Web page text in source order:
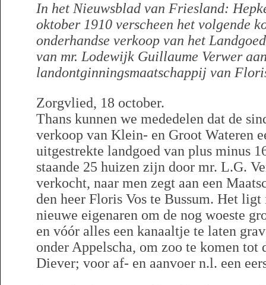
In het Nieuwsblad van Friesland:
oktober 1910 verscheen het volgende
onderhandse verkoop van het
van mr. Lodewijk Guillaume Verwer
landontginningsmaatschappij van
Zorgvlied, 18 october.
Thans kunnen we mededelen dat de
verkoop van Klein- en Groot Wateren
uitgestrekte landgoed van plus minus
staande 25 huizen zijn door mr. L.G.
verkocht, naar men zegt aan een
den heer Floris Vos te Bussum. Het
nieuwe eigenaren om de nog woeste
en vóór alles een kanaaltje te laten
onder Appelscha, om zoo te komen tot
Diever; voor af- en aanvoer n.l. een